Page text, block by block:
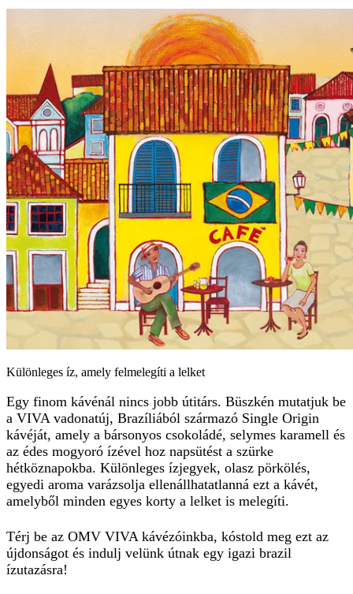
Különleges íz, amely felmelegíti a lelket
Egy finom kávénál nincs jobb útitárs. Büszkén mutatjuk be
a VIVA vadonatúj, Brazíliából származó Single Origin
kávéját, amely a bársonyos csokoládé, selymes karamell és
az édes mogyoró ízével hoz napsütést a szürke
hétköznapokba. Különleges ízjegyek, olasz pörkölés,
egyedi aroma varázsolja ellenállhatatlanná ezt a kávét,
amelyből minden egyes korty a lelket is melegíti.
Térj be az OMV VIVA kávézóinkba, kóstold meg ezt az
újdonságot és indulj velünk útnak egy igazi brazil
ízutazásra!